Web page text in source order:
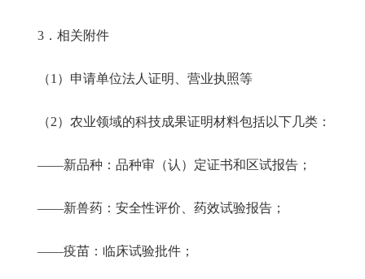
3．相关附件
（1）申请单位法人证明、营业执照等
（2）农业领域的科技成果证明材料包括以下几类：
——新品种：品种审（认）定证书和区试报告；
——新兽药：安全性评价、药效试验报告；
——疫苗：临床试验批件；